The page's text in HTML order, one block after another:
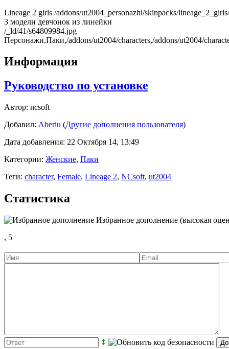
Lineage 2 girls /addons/ut2004_personazhi/skinpacks/
3 модели девчонок из линейки
/_ld/41/s64809984.jpg
Персонажи,Паки,/addons/ut2004/characters,/addons/ut2004/
Информация
Руководство по установке
Автор: ncsoft
Добавил: Aberiu (Другие дополнения пользователя)
Дата добавления: 22 Октября 14, 13:49
Категории: Женские, Паки
Теги: character, Female, Lineage 2, NCsoft, ut2004
Статистика
Избранное дополнение (высокая
, 5